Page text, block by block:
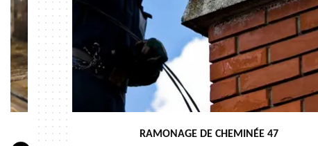
RAMONAGE DE CHEMINÉE 47